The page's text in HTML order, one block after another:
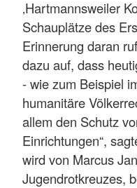
‚Hartmannsweiler
Schauplätze des
Erinnerung daran
dazu auf, dass
- wie zum Beispiel
humanitäre
allem den Schutz
Einrichtungen“,
wird von Marcus
Jugendrotkreuzes,